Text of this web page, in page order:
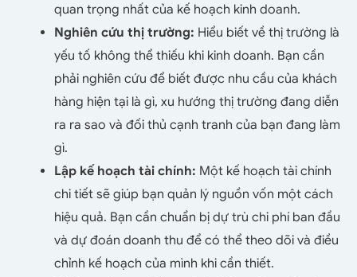
quan trọng nhất của kế hoạch kinh doanh.
Nghiên cứu thị trường: Hiểu biết về thị trường là
yếu tố không thể thiếu khi kinh doanh. Bạn cần
phải nghiên cứu để biết được nhu cầu của khách
hàng hiện tại là gì, xu hướng thị trường đang diễn
ra ra sao và đối thủ cạnh tranh của bạn đang làm
gì.
Lập kế hoạch tài chính: Một kế hoạch tài chính
chi tiết sẽ giúp bạn quản lý nguồn vốn một cách
hiệu quả. Bạn cần chuẩn bị dự trù chi phí ban đầu
và dự đoán doanh thu để có thể theo dõi và điều
chỉnh kế hoạch của mình khi cần thiết.